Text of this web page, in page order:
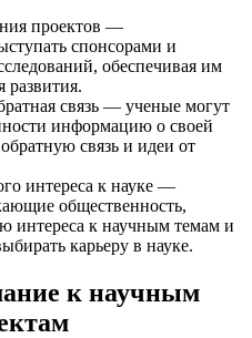
проектов —
спонсорами и
обеспечивая им
развития.
связь — ученые могут
информацию о своей
связь и идеи от
интереса к науке —
общественность,
интереса к научным темам и
карьеру в науке.
к научным